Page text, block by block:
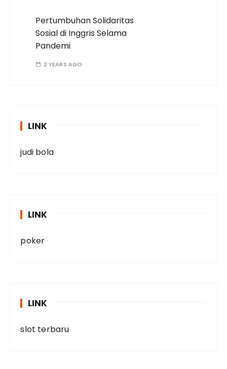
Pertumbuhan Solidaritas
Sosial di Inggris Selama
Pandemi
2 YEARS AGO
LINK
judi bola
LINK
poker
LINK
slot terbaru